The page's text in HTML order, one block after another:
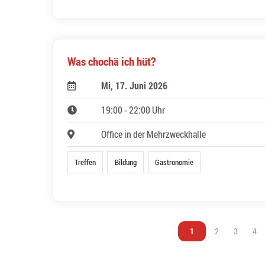
Was chochä ich hüt?
Mi, 17. Juni 2026
19:00 - 22:00 Uhr
Office in der Mehrzweckhalle
Treffen Bildung Gastronomie
Vous êtes sur la page
1 Vous êtes sur la
2 Vous êtes
3 4